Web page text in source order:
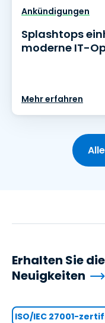
Ankündigungen
Splashtops
moderne IT-
Mehr erfahren
Erhalten Sie
Neuigkeiten
ISO/IEC 27001-